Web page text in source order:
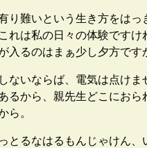
難いという生き方をは
は私の日々の体験ですけ
るのはまぁ少し夕方です
いならば、電気は点け
から、親先生どこにお
ら。
るなはるもんじゃけん